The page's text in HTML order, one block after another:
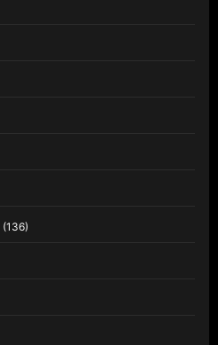
(136)